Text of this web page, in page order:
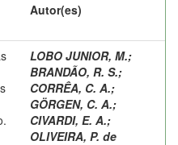
Autor(es)
LOBO JUNIOR, M.;
BRANDÃO, R. S.;
CORRÊA, C. A.;
GÖRGEN, C. A.;
CIVARDI, E. A.;
OLIVEIRA, P. de